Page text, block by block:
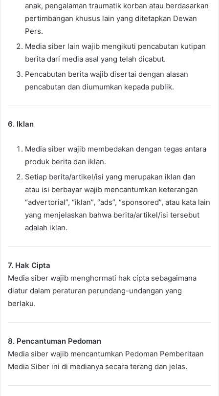
anak, pengalaman traumatik korban atau berdasarkan
pertimbangan khusus lain yang ditetapkan Dewan
Pers.
Media siber lain wajib mengikuti pencabutan kutipan
berita dari media asal yang telah dicabut.
Pencabutan berita wajib disertai dengan alasan
pencabutan dan diumumkan kepada publik.
6. Iklan
Media siber wajib membedakan dengan tegas antara
produk berita dan iklan.
Setiap berita/artikel/isi yang merupakan iklan dan
atau isi berbayar wajib mencantumkan keterangan
“advertorial”, “iklan”, “ads”, “sponsored”, atau kata lain
yang menjelaskan bahwa berita/artikel/isi tersebut
adalah iklan.
7. Hak Cipta
Media siber wajib menghormati hak cipta sebagaimana
diatur dalam peraturan perundang-undangan yang
berlaku.
8. Pencantuman Pedoman
Media siber wajib mencantumkan Pedoman Pemberitaan
Media Siber ini di medianya secara terang dan jelas.